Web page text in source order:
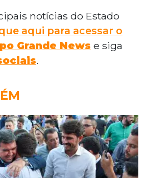
notícias do Estado
aqui para acessar o
Grande News e siga
.